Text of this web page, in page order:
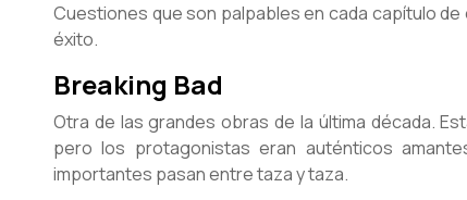
Cuestiones que son palpables en cada capítulo
éxito.
Breaking Bad
Otra de las grandes obras de la última década.
pero los protagonistas eran auténticos
importantes pasan entre taza y taza.